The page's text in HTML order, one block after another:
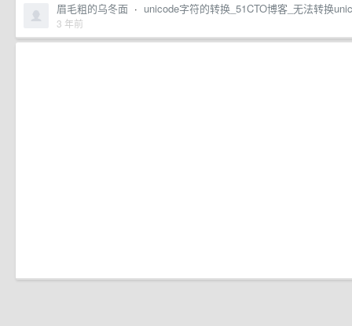
眉毛粗的乌冬面 · unicode字符的转换_51CTO博客_无法转换
3 年前